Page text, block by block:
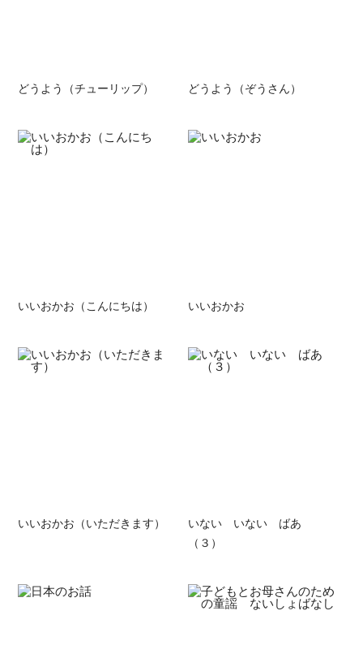
どうよう（チューリップ） どうよう（ぞうさん）
いいおかお（こんにちは） いいおかお
いいおかお（いただきます）
いない いない ばあ
（３）